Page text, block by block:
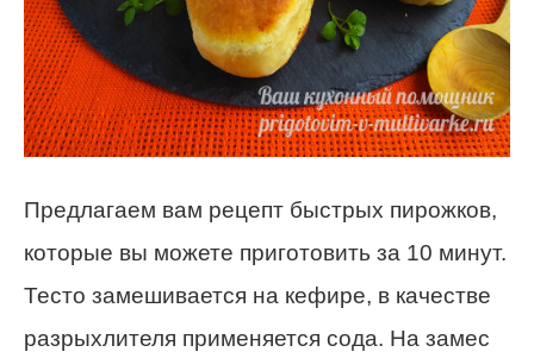
Предлагаем вам рецепт быстрых пирожков,
которые вы можете приготовить за 10 минут.
Тесто замешивается на кефире, в качестве
разрыхлителя применяется сода. На замес